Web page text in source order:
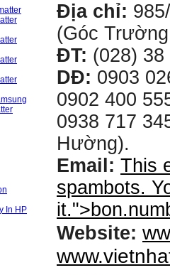
In HP
Địa chỉ:
(Góc
ĐT: (028)
DĐ: 0903
0902 400
0938 717
Hường).
Email: This
spambots.
it.">
Website: